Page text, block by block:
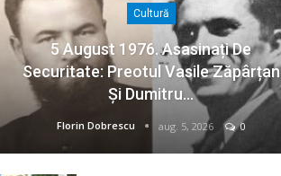
Cultură
5 August 1976. Asasinați De
Securitate: Preotul Vasile Zăpârțan
Și Dumitru…
Florin Dobrescu aug. 5, 2026 0